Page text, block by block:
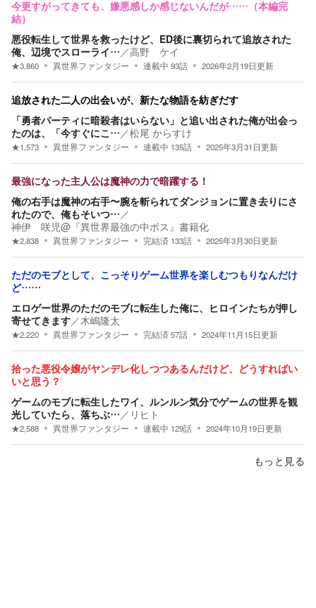
今更すがってきても、嫌悪感しか感じないんだが……（本編完
結）
悪役転生して世界を救ったけど、ED後に裏切られて追放された
俺、辺境でスローライ… ／高野 ケイ
★3,860 異世界ファンタジー 連載中 93話 2026年2月19日更新
追放された二人の出会いが、新たな物語を紡ぎだす
「勇者パーティに暗殺者はいらない」と追い出された俺が出会っ
たのは、「今すぐにこ… ／松尾 からすけ
★1,573 異世界ファンタジー 連載中 135話 2025年3月31日更新
最強になった主人公は魔神の力で暗躍する！
俺の右手は魔神の右手〜腕を斬られてダンジョンに置き去りにさ
れたので、俺もそいつ… ／
神伊 咲児@『異世界最強の中ボス』書籍化
★2,838 異世界ファンタジー 完結済 133話 2025年3月30日更新
ただのモブとして、こっそりゲーム世界を楽しむつもりなんだけ
ど……
エロゲー世界のただのモブに転生した俺に、ヒロインたちが押し
寄せてきます／木嶋隆太
★2,220 異世界ファンタジー 完結済57話 2024年11月15日更新
拾った悪役令嬢がヤンデレ化しつつあるんだけど、どうすればい
いと思う？
ゲームのモブに転生したワイ、ルンルン気分でゲームの世界を観
光していたら、落ちぶ… ／ リヒト
★2,588 異世界ファンタジー 連載中 129話 2024年10月19日更新
もっと見る